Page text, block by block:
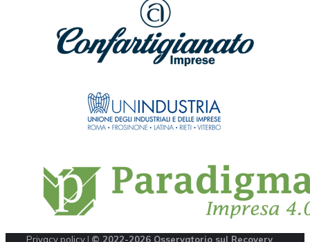
Privacy policy | © 2022-2026 Osservatorio sul Recovery